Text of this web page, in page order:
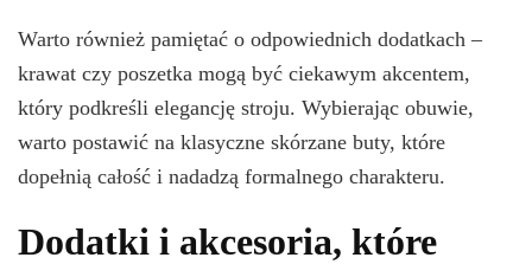
Warto również pamiętać o odpowiednich dodatkach –
krawat czy poszetka mogą być ciekawym akcentem,
który podkreśli elegancję stroju. Wybierając obuwie,
warto postawić na klasyczne skórzane buty, które
dopełnią całość i nadadzą formalnego charakteru.
Dodatki i akcesoria, które